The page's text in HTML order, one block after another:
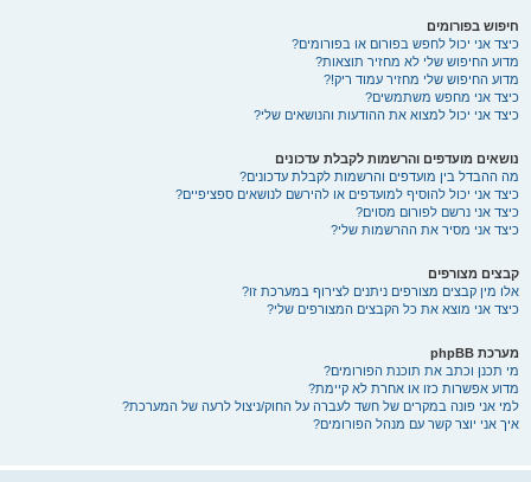
חיפוש בפורומים
כיצד אני יכול לחפש בפורום או בפורומים?
מדוע החיפוש שלי לא מחזיר תוצאות?
מדוע החיפוש שלי מחזיר עמוד ריק!?
כיצד אני מחפש משתמשים?
כיצד אני יכול למצוא את ההודעות והנושאים שלי?
נושאים מועדפים והרשמות לקבלת עדכונים
מה ההבדל בין מועדפים והרשמות לקבלת עדכונים?
כיצד אני יכול להוסיף למועדפים או להירשם לנושאים ספציפיים?
כיצד אני נרשם לפורום מסוים?
כיצד אני מסיר את ההרשמות שלי?
קבצים מצורפים
אלו מין קבצים מצורפים ניתנים לצירוף במערכת זו?
כיצד אני מוצא את כל הקבצים המצורפים שלי?
מערכת phpBB
מי תכנן וכתב את תוכנת הפורומים?
מדוע אפשרות כזו או אחרת לא קיימת?
למי אני פונה במקרים של חשד לעברה על החוק/ניצול לרעה של המערכת?
איך אני יוצר קשר עם מנהל הפורומים?